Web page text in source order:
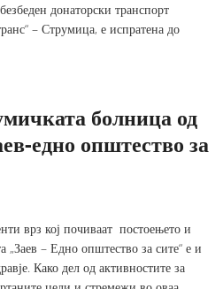
донаторски транспорт
– Струмица, е испратена до
болница од
едно општество за
врз кој почиваат постоењето и
„Заев – Едно општество за сите“ е и
Како дел од активностите за